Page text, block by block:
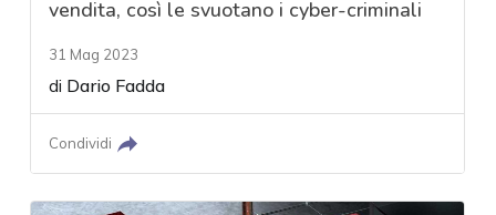
vendita, così le svuotano i cyber-criminali
31 Mag 2023
di Dario Fadda
Condividi